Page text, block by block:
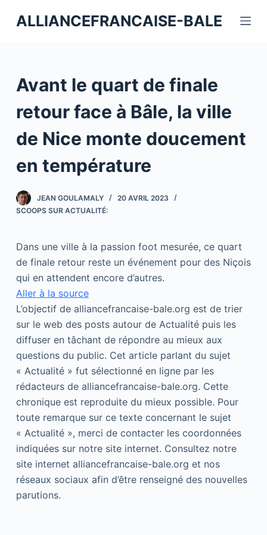
a
a
c
n
e
n
ALLIANCEFRANCAISE-BALE
Avant le quart de finale
retour face à Bâle, la ville
de Nice monte doucement
en température
JEAN GOULAMALY
20 AVRIL 2023
SCOOPS SUR ACTUALITÉ:
Dans une ville à la passion foot mesurée, ce quart
de finale retour reste un événement pour des Niçois
qui en attendent encore d’autres.
Aller à la source
L’objectif de alliancefrancaise-bale.org est de trier
sur le web des posts autour de Actualité puis les
diffuser en tâchant de répondre au mieux aux
questions du public. Cet article parlant du sujet
« Actualité » fut sélectionné en ligne par les
rédacteurs de alliancefrancaise-bale.org. Cette
chronique est reproduite du mieux possible. Pour
toute remarque sur ce texte concernant le sujet
« Actualité », merci de contacter les coordonnées
indiquées sur notre site internet. Consultez notre
site internet alliancefrancaise-bale.org et nos
réseaux sociaux afin d’être renseigné des nouvelles
parutions.